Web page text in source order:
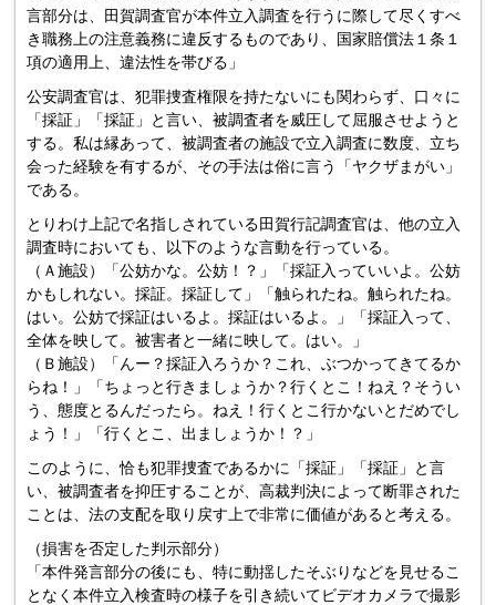
言部分は、田賀調査官が本件立入調査を行うに際して尽くすべ
き職務上の注意義務に違反するものであり、国家賠償法１条１
項の適用上、違法性を帯びる」
公安調査官は、犯罪捜査権限を持たないにも関わらず、口々に
「採証」「採証」と言い、被調査者を威圧して屈服させようと
する。私は縁あって、被調査者の施設で立入調査に数度、立ち
会った経験を有するが、その手法は俗に言う「ヤクザまがい」
である。
とりわけ上記で名指しされている田賀行記調査官は、他の立入
調査時においても、以下のような言動を行っている。
（Ａ施設）「公妨かな。公妨！？」「採証入っていいよ。公妨
かもしれない。採証。採証して」「触られたね。触られたね。
はい。公妨で採証はいるよ。採証はいるよ。」「採証入って、
全体を映して。被害者と一緒に映して。はい。」
（Ｂ施設）「んー？採証入ろうか？これ、ぶつかってきてるか
らね！」「ちょっと行きましょうか？行くとこ！ねえ？そうい
う、態度とるんだったら。ねえ！行くとこ行かないとだめでし
ょう！」「行くとこ、出ましょうか！？」
このように、恰も犯罪捜査であるかに「採証」「採証」と言
い、被調査者を抑圧することが、高裁判決によって断罪された
ことは、法の支配を取り戻す上で非常に価値があると考える。
（損害を否定した判示部分）
「本件発言部分の後にも、特に動揺したそぶりなどを見せるこ
となく本件立入検査時の様子を引き続いてビデオカメラで撮影